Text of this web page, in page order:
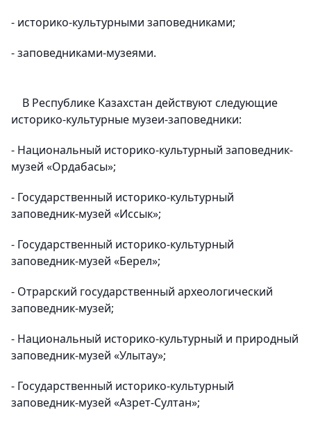
- историко-культурными заповедниками;
- заповедниками-музеями.
В Республике Казахстан действуют следующие
историко-культурные музеи-заповедники:
- Национальный историко-культурный заповедник-
музей «Ордабасы»;
- Государственный историко-культурный
заповедник-музей «Иссык»;
- Государственный историко-культурный
заповедник-музей «Берел»;
- Отрарский государственный археологический
заповедник-музей;
- Национальный историко-культурный и природный
заповедник-музей «Улытау»;
- Государственный историко-культурный
заповедник-музей «Азрет-Султан»;